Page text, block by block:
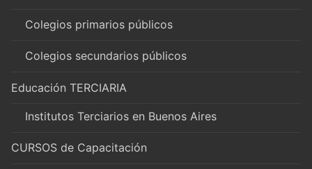
Colegios primarios públicos
Colegios secundarios públicos
Educación TERCIARIA
Institutos Terciarios en Buenos Aires
CURSOS de Capacitación